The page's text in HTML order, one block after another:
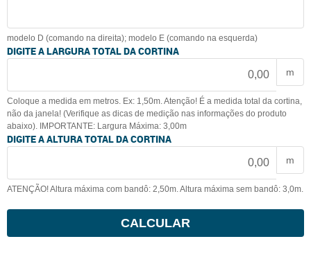
modelo D (comando na direita); modelo E (comando na esquerda)
DIGITE A LARGURA TOTAL DA CORTINA
m
Coloque a medida em metros. Ex: 1,50m. Atenção! É a medida total da cortina,
não da janela! (Verifique as dicas de medição nas informações do produto
abaixo). IMPORTANTE: Largura Máxima: 3,00m
DIGITE A ALTURA TOTAL DA CORTINA
m
ATENÇÃO! Altura máxima com bandô: 2,50m. Altura máxima sem bandô: 3,0m.
CALCULAR